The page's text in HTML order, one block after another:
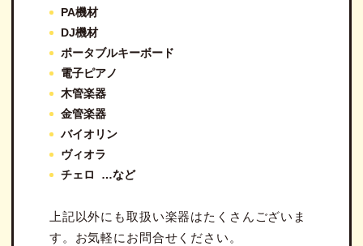
PA機材
DJ機材
ポータブルキーボード
電子ピアノ
木管楽器
金管楽器
バイオリン
ヴィオラ
チェロ …など
上記以外にも取扱い楽器はたくさんございま
す。お気軽にお問合せください。